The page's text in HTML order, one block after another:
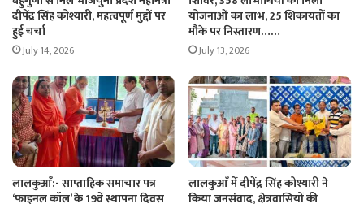
दीपेंद्र सिंह कोश्यारी, महत्वपूर्ण मुद्दों पर
हुई चर्चा
July 14, 2026
योजनाओं का लाभ, 25 शिकायतों का
मौके पर निस्तारण……
July 13, 2026
लालकुआँ:- साप्ताहिक समाचार पत्र
‘फाइनल कॉल’ के 19वें स्थापना दिवस
लालकुआँ में दीपेंद्र सिंह कोश्यारी ने
किया जनसंवाद, क्षेत्रवासियों की